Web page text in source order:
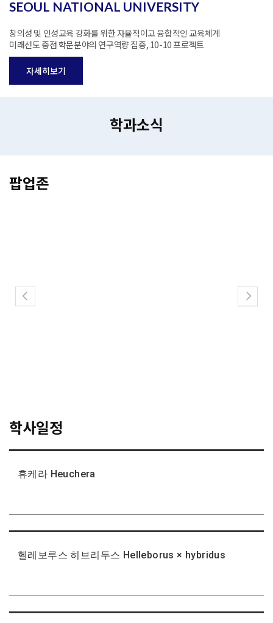
SEOUL NATIONAL UNIVERSITY
창의성 및 인성교육 강화를 위한 자율적이고 융합적인 교육체계
미래선도 중점 학문분야의 연구역량 집중, 10-10 프로젝트
자세히보기
학과소식
팝업존
아이디어 공모전 공지
학사일정
휴케라 Heuchera
헬레보루스 히브리두스 Helleborus × hybridus